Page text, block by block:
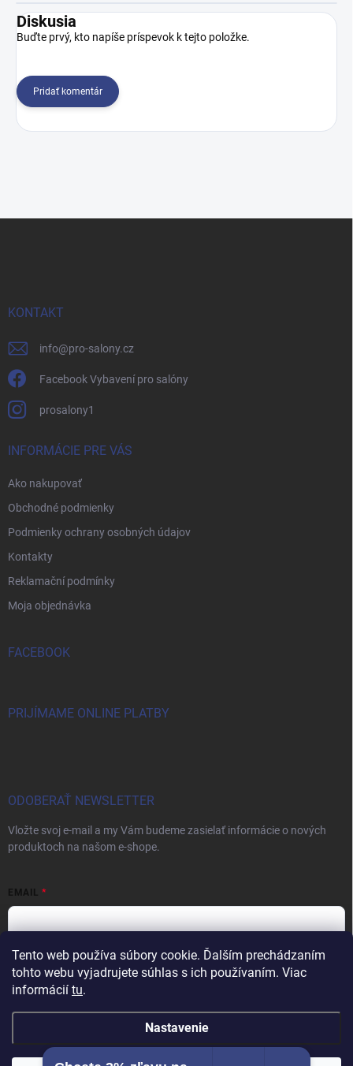
Tento web používa súbory cookie. Ďalším prechádzaním
tohto webu vyjadrujete súhlas s ich používaním. Viac
informácií tu.
Nastavenie
Diskusia
Buďte prvý, kto napíše príspevok k tejto položke.
Pridať komentár
KONTAKT
info@pro-salony.cz
Facebook Vybavení pro salóny
prosalony1
INFORMÁCIE PRE VÁS
Ako nakupovať
Obchodné podmienky
Podmienky ochrany osobných údajov
Kontakty
Reklamační podmínky
Moja objednávka
FACEBOOK
PRIJÍMAME ONLINE PLATBY
ODOBERAŤ NEWSLETTER
Vložte svoj e-mail a my Vám budeme zasielať informácie o nových
produktoch na našom e-shope.
EMAIL
Vložením e-mailu súhlasíte spodmienkami ochrany osobných údajov
Prihlásiť sa